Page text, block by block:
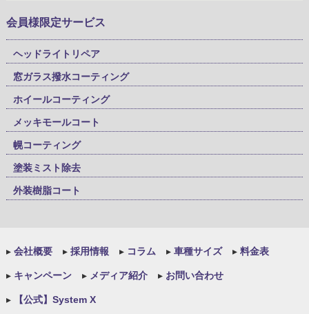
会員様限定サービス
ヘッドライトリペア
窓ガラス撥水コーティング
ホイールコーティング
メッキモールコート
幌コーティング
塗装ミスト除去
外装樹脂コート
▸会社概要 ▸採用情報 ▸コラム ▸車種サイズ ▸料金表
▸キャンペーン ▸メディア紹介 ▸お問い合わせ
▸【公式】System X